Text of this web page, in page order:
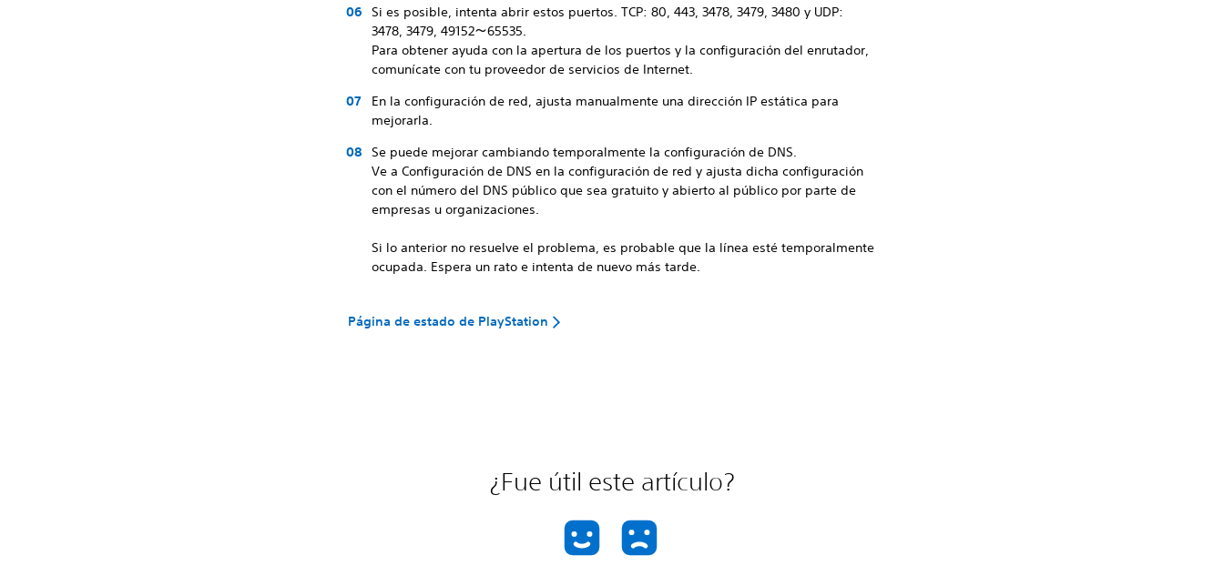
Si es posible, intenta abrir estos puertos. TCP: 80, 443, 3478, 3479, 3480 y UDP:
3478, 3479, 49152～65535.
Para obtener ayuda con la apertura de los puertos y la configuración del enrutador,
comunícate con tu proveedor de servicios de Internet.
En la configuración de red, ajusta manualmente una dirección IP estática para
mejorarla.
Se puede mejorar cambiando temporalmente la configuración de DNS.
Ve a Configuración de DNS en la configuración de red y ajusta dicha configuración
con el número del DNS público que sea gratuito y abierto al público por parte de
empresas u organizaciones.
Si lo anterior no resuelve el problema, es probable que la línea esté temporalmente
ocupada. Espera un rato e intenta de nuevo más tarde.
Página de estado de PlayStation
¿Fue útil este artículo?